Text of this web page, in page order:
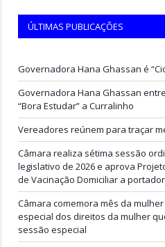
ÚLTIMAS PUBLICAÇÕES
Governadora Hana Ghassan é
Governadora Hana Ghassan
“Bora Estudar” a Curralinho
Vereadores reúnem para traçar
Câmara realiza sétima sessão
legislativo de 2026 e aprova
de Vacinação Domiciliar a
Câmara comemora mês da
especial dos direitos da mulher
sessão especial